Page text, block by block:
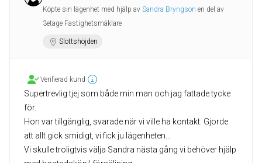
Köpte sin lägenhet med hjälp av Sandra Bryngson en del av
3etage Fastighetsmäklare
Slottshöjden
Verifierad kund
Supertrevlig tjej som både min man och jag fattade tycke
för.
Hon var tillgänglig, svarade när vi ville ha kontakt. Gjorde
att allt gick smidigt, vi fick ju lägenheten…
Vi skulle troligtvis välja Sandra nästa gång vi behöver hjälp